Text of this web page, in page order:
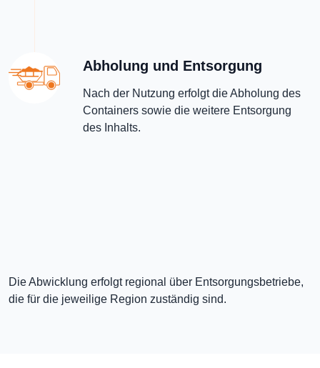
Abholung und Entsorgung
Nach der Nutzung erfolgt die Abholung des
Containers sowie die weitere Entsorgung
des Inhalts.
Die Abwicklung erfolgt regional über Entsorgungsbetriebe,
die für die jeweilige Region zuständig sind.